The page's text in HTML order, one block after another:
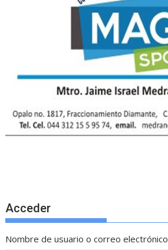
Acceder
Nombre de usuario o correo electrónico